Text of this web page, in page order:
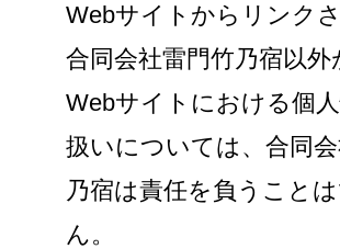
Webサイトからリンク
合同会社雷門竹乃宿以外
Webサイトにおける個
扱いについては、合同
乃宿は責任を負うこと
ん。